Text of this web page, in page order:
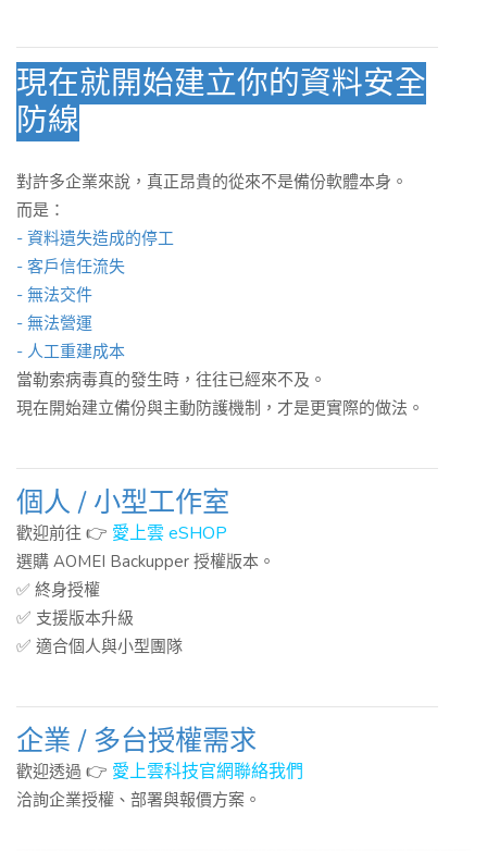
現在就開始建立你的資料安全
防線
對許多企業來說，真正昂貴的從來不是備份軟體本身。
而是：
- 資料遺失造成的停工
- 客戶信任流失
- 無法交件
- 無法營運
- 人工重建成本
當勒索病毒真的發生時，往往已經來不及。
現在開始建立備份與主動防護機制，才是更實際的做法。
個人 / 小型工作室
歡迎前往 👉 愛上雲 eSHOP
選購 AOMEI Backupper 授權版本。
✅ 終身授權
✅ 支援版本升級
✅ 適合個人與小型團隊
企業 / 多台授權需求
歡迎透過 👉 愛上雲科技官網聯絡我們
洽詢企業授權、部署與報價方案。